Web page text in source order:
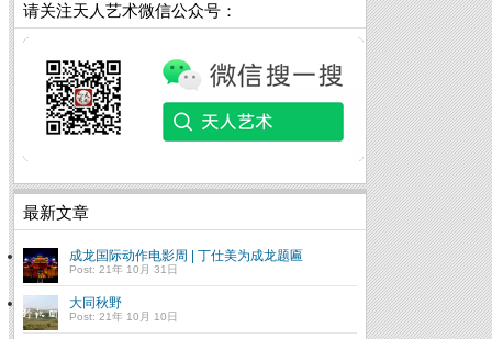
请关注天人艺术微信公众号：
最新文章
成龙国际动作电影周 | 丁仕美为成龙题匾
Post: 21年 10月 31日
大同秋野
Post: 21年 10月 10日